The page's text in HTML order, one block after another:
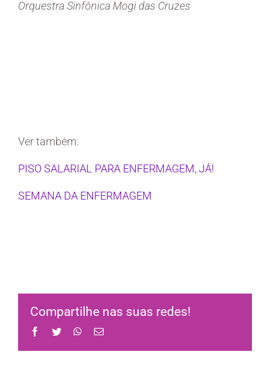
Orquestra Sinfônica Mogi das Cruzes
Ver também:
PISO SALARIAL PARA ENFERMAGEM, JÁ!
SEMANA DA ENFERMAGEM
Compartilhe nas suas redes!
Facebook
Twitter WhatsApp
Email